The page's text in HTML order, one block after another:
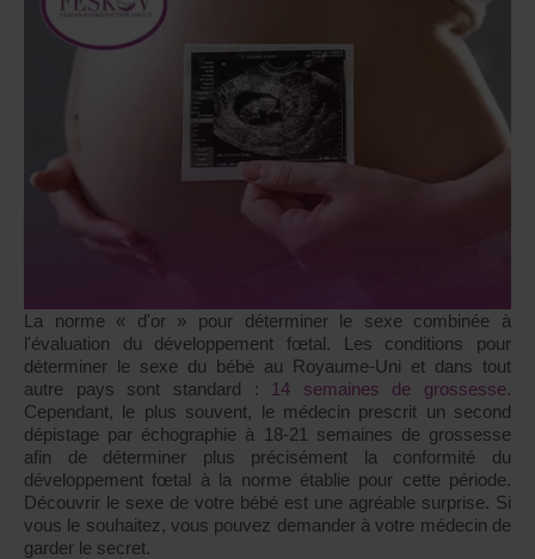
La norme « d'or » pour déterminer le sexe combinée à
l'évaluation du développement fœtal. Les conditions pour
déterminer le sexe du bébé au Royaume-Uni et dans tout
autre pays sont standard :
14 semaines de grossesse.
Cependant, le plus souvent, le médecin prescrit un second
dépistage par échographie à 18-21 semaines de grossesse
afin de déterminer plus précisément la conformité du
développement fœtal à la norme établie pour cette période.
Découvrir le sexe de votre bébé est une agréable surprise. Si
vous le souhaitez, vous pouvez demander à votre médecin de
garder le secret.